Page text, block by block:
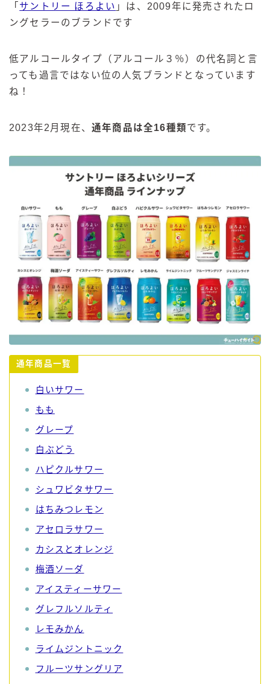
「 サントリー ほろよい 」は、2009年に発売されたロ
ングセラーのブランドです
低アルコールタイプ（アルコール３％）の代名詞と言
っても過言ではない位の人気ブランドとなっています
ね！
2023年2月現在、 通年商品は全16種類です。
通年商品一覧
白いサワー
もも
グレープ
白ぶどう
ハピクルサワー
シュワビタサワー
はちみつレモン
アセロラサワー
カシスとオレンジ
梅酒ソーダ
アイスティーサワー
グレフルソルティ
レモみかん
ライムジントニック
フルーツサングリア